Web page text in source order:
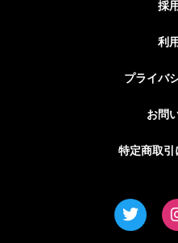
採
利
プライバ
お問
特定商取